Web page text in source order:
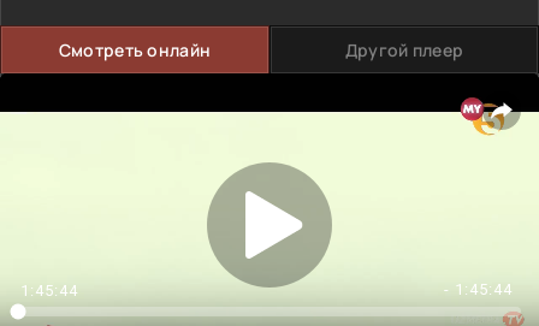
Смотреть онлайн Другой плеер
1:45:44 - 1:45:44